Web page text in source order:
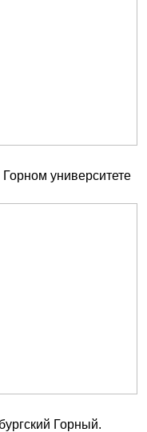
университете
Горный.